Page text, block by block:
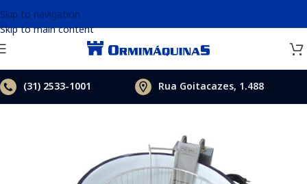
Skip to navigation
Skip to main content
(31) 2533-1001 Rua Goitacazes, 1.488